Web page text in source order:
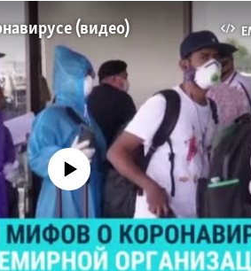
(видео)
source currently available